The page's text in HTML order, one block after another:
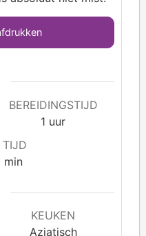
BEREIDINGSTIJD
1 uur
TIJD
min
KEUKEN
Aziatisch